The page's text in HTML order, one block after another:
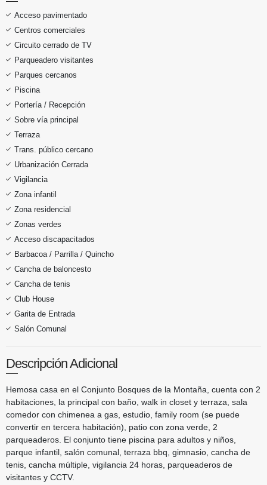
Acceso pavimentado
Centros comerciales
Circuito cerrado de TV
Parqueadero visitantes
Parques cercanos
Piscina
Portería / Recepción
Sobre vía principal
Terraza
Trans. público cercano
Urbanización Cerrada
Vigilancia
Zona infantil
Zona residencial
Zonas verdes
Acceso discapacitados
Barbacoa / Parrilla / Quincho
Cancha de baloncesto
Cancha de tenis
Club House
Garita de Entrada
Salón Comunal
Descripción Adicional
Hemosa casa en el Conjunto Bosques de la Montaña, cuenta con 2
habitaciones, la principal con baño, walk in closet y terraza, sala
comedor con chimenea a gas, estudio, family room (se puede
convertir en tercera habitación), patio con zona verde, 2
parqueaderos. El conjunto tiene piscina para adultos y niños,
parque infantil, salón comunal, terraza bbq, gimnasio, cancha de
tenis, cancha múltiple, vigilancia 24 horas, parqueaderos de
visitantes y CCTV.